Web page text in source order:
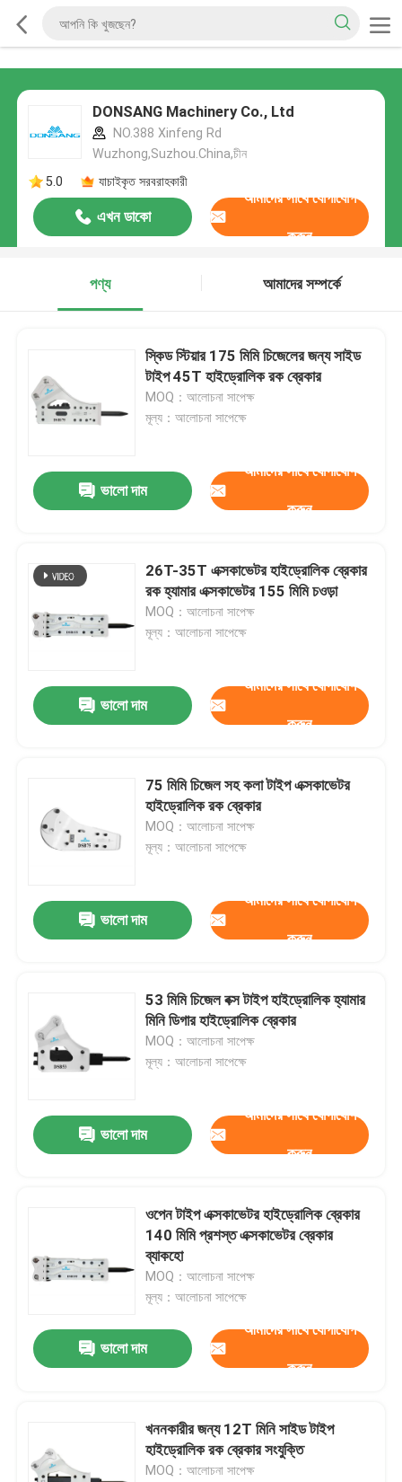
DONSANG Machinery Co., Ltd
NO.388 Xinfeng Rd
Wuzhong,Suzhou.China,চীন
5.0
যাচাইকৃত সরবরাহকারী
এখন ডাকো
আমাদের সাথে যোগাযোগ
করুন
পণ্য আমাদের সম্পর্কে
স্কিড স্টিয়ার 175 মিমি চিজেলের জন্য সাইড
টাইপ 45T হাইড্রোলিক রক ব্রেকার
MOQ：আলোচনা সাপেক্ষ
মূল্য：আলোচনা সাপেক্ষে
ভালো দাম
আমাদের সাথে যোগাযোগ
করুন
26T-35T এক্সকাভেটর হাইড্রোলিক ব্রেকার
রক হ্যামার এক্সকাভেটর 155 মিমি চওড়া
MOQ：আলোচনা সাপেক্ষ
মূল্য：আলোচনা সাপেক্ষে
ভালো দাম
আমাদের সাথে যোগাযোগ
করুন
75 মিমি চিজেল সহ কলা টাইপ এক্সকাভেটর
হাইড্রোলিক রক ব্রেকার
MOQ：আলোচনা সাপেক্ষ
মূল্য：আলোচনা সাপেক্ষে
ভালো দাম
আমাদের সাথে যোগাযোগ
করুন
53 মিমি চিজেল বক্স টাইপ হাইড্রোলিক হ্যামার
মিনি ডিগার হাইড্রোলিক ব্রেকার
MOQ：আলোচনা সাপেক্ষ
মূল্য：আলোচনা সাপেক্ষে
ভালো দাম
আমাদের সাথে যোগাযোগ
করুন
ওপেন টাইপ এক্সকাভেটর হাইড্রোলিক ব্রেকার
140 মিমি প্রশস্ত এক্সকাভেটর ব্রেকার
ব্যাকহো
MOQ：আলোচনা সাপেক্ষ
মূল্য：আলোচনা সাপেক্ষে
ভালো দাম
আমাদের সাথে যোগাযোগ
করুন
খননকারীর জন্য 12T মিনি সাইড টাইপ
হাইড্রোলিক রক ব্রেকার সংযুক্তি
MOQ：আলোচনা সাপেক্ষ